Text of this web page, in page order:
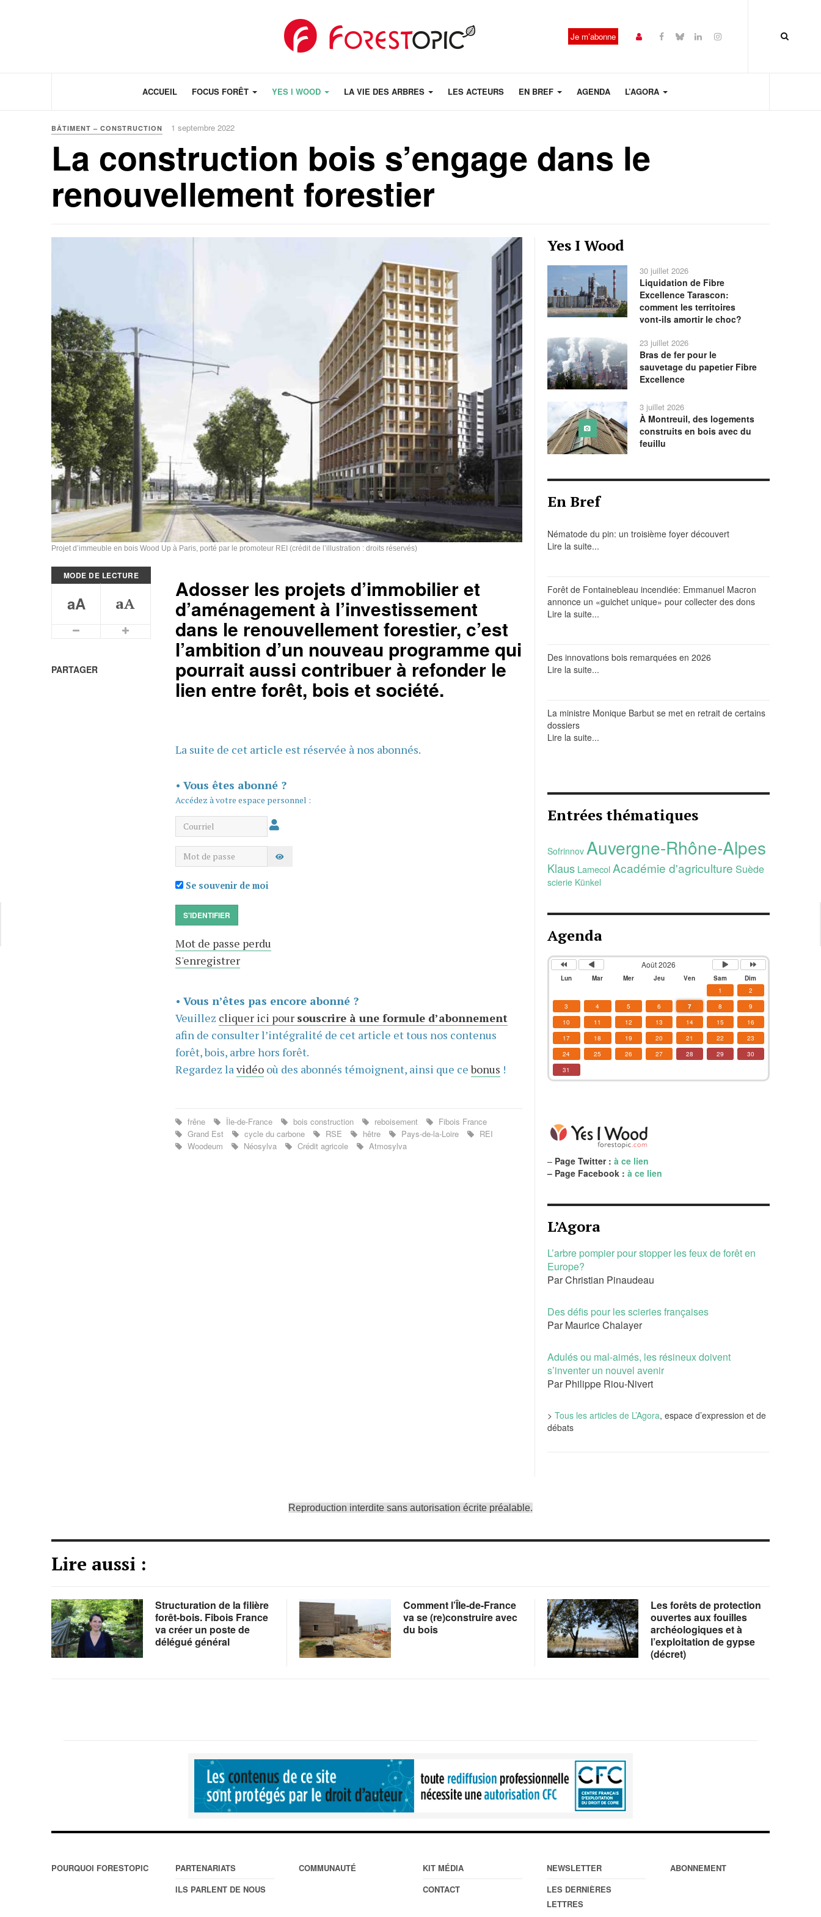
Je m’abonne
ACCUEIL FOCUS FORÊT YES I WOOD LA VIE DES ARBRES LES ACTEURS EN BREF AGENDA L’AGORA
BÂTIMENT – CONSTRUCTION 1 septembre 2022
La construction bois s’engage dans le
renouvellement forestier
Projet d’immeuble en bois Wood Up à Paris, porté par le promoteur REI (crédit de l’illustration : droits réservés)
MODE DE LECTURE
aA aA
Plus petits caractèresPlus grands caractères
PARTAGER
Adosser les projets d’immobilier et
d’aménagement à l’investissement
dans le renouvellement forestier, c’est
l’ambition d’un nouveau programme qui
pourrait aussi contribuer à refonder le
lien entre forêt, bois et société.
La suite de cet article est réservée à nos abonnés.
• Vous êtes abonné ?
Accédez à votre espace personnel :
Courriel
Mot de passe AFFICHER LE MOT DE PASSE
Se souvenir de moi
S'IDENTIFIER
Mot de passe perdu
S'enregistrer
• Vous n’êtes pas encore abonné ?
Veuillez cliquer ici pour souscrire à une formule d’abonnement
afin de consulter l’intégralité de cet article et tous nos contenus
forêt, bois, arbre hors forêt.
Regardez la vidéooù des abonnés témoignent, ainsi que cebonus !
frêne Île-de-France bois construction reboisement
Fibois France
Grand Est
cycle du carbone RSE hêtre Pays-de-la-Loire
REI
Woodeum
Néosylva Crédit agricole Atmosylva
Yes I Wood
30 juillet 2026
Liquidation de Fibre
Excellence Tarascon:
comment les territoires
vont-ils amortir le choc?
23 juillet 2026
Bras de fer pour le
sauvetage du papetier Fibre
Excellence
3 juillet 2026
À Montreuil, des logements
construits en bois avec du
feuillu
En Bref
Nématode du pin: un troisième foyer découvert
Lire la suite...
Forêt de Fontainebleau incendiée: Emmanuel Macron
annonce un «guichet unique» pour collecter des dons
Lire la suite...
Des innovations bois remarquées en 2026
Lire la suite...
La ministre Monique Barbut se met en retrait de certains
dossiers
Lire la suite...
Entrées thématiques
Sofrinnov Auvergne-Rhône-Alpes
Klaus Lamecol Académie d'agriculture Suède
scierie Künkel
Agenda
précédenteprécédent
Août 2026
Lun Mar Mer Jeu Ven Sam
Dim
1
2
3
4 5 6 7 8
9
10
11 12 13 14 15
16
17
18 19 20 21 22
23
24
25 26 27 28 29
30
31
–Page Twitter : à ce lien
– Page Facebook : à ce lien
L’Agora
L’arbre pompier pour stopper les feux de forêt en
Europe?
Par Christian Pinaudeau
Des défis pour les scieries françaises
Par Maurice Chalayer
Adulés ou mal-aimés, les résineux doivent
s’inventer un nouvel avenir
Par Philippe Riou-Nivert
> Tous les articles de L’Agora, espace d’expression et de
débats
Reproduction interdite sans autorisation écrite préalable.
Lire aussi :
Structuration de la filière
forêt-bois. Fibois France
va créer un poste de
délégué général
Comment l’Île-de-France
va se (re)construire avec
du bois
Les forêts de protection
ouvertes aux fouilles
archéologiques et à
l’exploitation de gypse
(décret)
POURQUOI FORESTOPIC
PARTENARIATS
ILS PARLENT DE NOUS
COMMUNAUTÉ
KIT MÉDIA
CONTACT
NEWSLETTER
LES DERNIÈRES
LETTRES
ABONNEMENT